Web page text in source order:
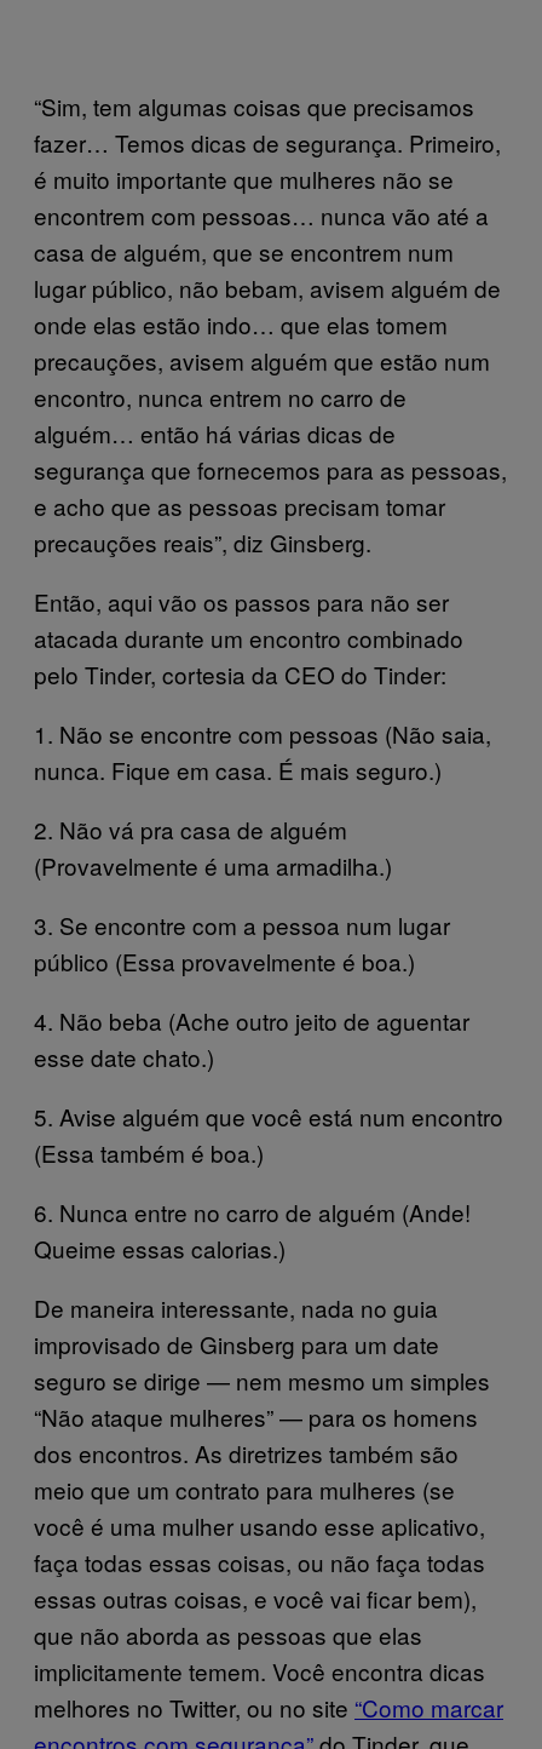
“Sim, tem algumas coisas que precisamos
fazer… Temos dicas de segurança. Primeiro,
é muito importante que mulheres não se
encontrem com pessoas… nunca vão até a
casa de alguém, que se encontrem num
lugar público, não bebam, avisem alguém de
onde elas estão indo… que elas tomem
precauções, avisem alguém que estão num
encontro, nunca entrem no carro de
alguém… então há várias dicas de
segurança que fornecemos para as pessoas,
e acho que as pessoas precisam tomar
precauções reais”, diz Ginsberg.
Então, aqui vão os passos para não ser
atacada durante um encontro combinado
pelo Tinder, cortesia da CEO do Tinder:
1. Não se encontre com pessoas (Não saia,
nunca. Fique em casa. É mais seguro.)
2. Não vá pra casa de alguém
(Provavelmente é uma armadilha.)
3. Se encontre com a pessoa num lugar
público (Essa provavelmente é boa.)
4. Não beba (Ache outro jeito de aguentar
esse date chato.)
5. Avise alguém que você está num encontro
(Essa também é boa.)
6. Nunca entre no carro de alguém (Ande!
Queime essas calorias.)
De maneira interessante, nada no guia
improvisado de Ginsberg para um date
seguro se dirige — nem mesmo um simples
“Não ataque mulheres” — para os homens
dos encontros. As diretrizes também são
meio que um contrato para mulheres (se
você é uma mulher usando esse aplicativo,
faça todas essas coisas, ou não faça todas
essas outras coisas, e você vai ficar bem),
que não aborda as pessoas que elas
implicitamente temem. Você encontra dicas
melhores no Twitter, ou no site “Como marcar